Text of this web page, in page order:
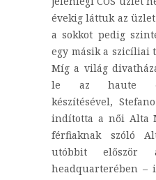
évekig láttuk az
a sokkot pedig
egy másik a szicíliai
Míg a világ
le az haute
készítésével,
indította a női Alta
férfiaknak szóló
utóbbit először
headquarterében